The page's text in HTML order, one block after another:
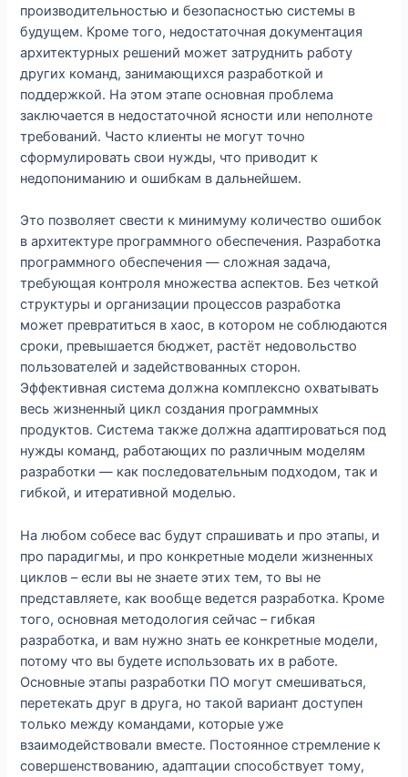
производительностью и безопасностью системы в
будущем. Кроме того, недостаточная документация
архитектурных решений может затруднить работу
других команд, занимающихся разработкой и
поддержкой. На этом этапе основная проблема
заключается в недостаточной ясности или неполноте
требований. Часто клиенты не могут точно
сформулировать свои нужды, что приводит к
недопониманию и ошибкам в дальнейшем.
Это позволяет свести к минимуму количество ошибок
в архитектуре программного обеспечения. Разработка
программного обеспечения — сложная задача,
требующая контроля множества аспектов. Без четкой
структуры и организации процессов разработка
может превратиться в хаос, в котором не соблюдаются
сроки, превышается бюджет, растёт недовольство
пользователей и задействованных сторон.
Эффективная система должна комплексно охватывать
весь жизненный цикл создания программных
продуктов. Система также должна адаптироваться под
нужды команд, работающих по различным моделям
разработки — как последовательным подходом, так и
гибкой, и итеративной моделью.
На любом собесе вас будут спрашивать и про этапы, и
про парадигмы, и про конкретные модели жизненных
циклов – если вы не знаете этих тем, то вы не
представляете, как вообще ведется разработка. Кроме
того, основная методология сейчас – гибкая
разработка, и вам нужно знать ее конкретные модели,
потому что вы будете использовать их в работе.
Основные этапы разработки ПО могут смешиваться,
перетекать друг в друга, но такой вариант доступен
только между командами, которые уже
взаимодействовали вместе. Постоянное стремление к
совершенствованию, адаптации способствует тому,